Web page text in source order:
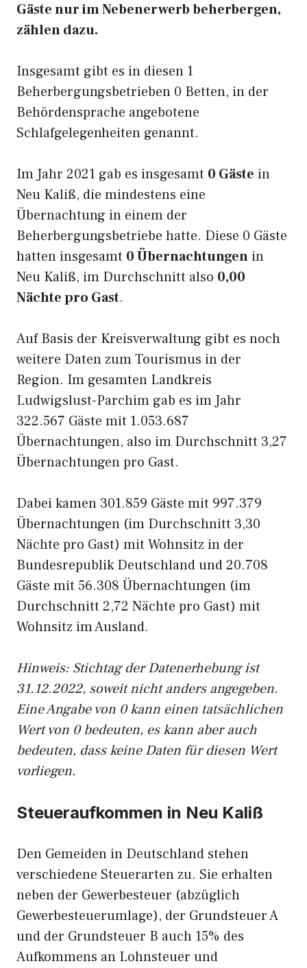
Gäste nur im Nebenerwerb beherbergen,
zählen dazu.
Insgesamt gibt es in diesen 1
Beherbergungsbetrieben 0 Betten, in der
Behördensprache angebotene
Schlafgelegenheiten genannt.
Im Jahr 2021 gab es insgesamt 0 Gäste in
Neu Kaliß, die mindestens eine
Übernachtung in einem der
Beherbergungsbetriebe hatte. Diese 0 Gäste
hatten insgesamt 0 Übernachtungen in
Neu Kaliß, im Durchschnitt also 0,00
Nächte pro Gast.
Auf Basis der Kreisverwaltung gibt es noch
weitere Daten zum Tourismus in der
Region. Im gesamten Landkreis
Ludwigslust-Parchim gab es im Jahr
322.567 Gäste mit 1.053.687
Übernachtungen, also im Durchschnitt 3,27
Übernachtungen pro Gast.
Dabei kamen 301.859 Gäste mit 997.379
Übernachtungen (im Durchschnitt 3,30
Nächte pro Gast) mit Wohnsitz in der
Bundesrepublik Deutschland und 20.708
Gäste mit 56.308 Übernachtungen (im
Durchschnitt 2,72 Nächte pro Gast) mit
Wohnsitz im Ausland.
Hinweis: Stichtag der Datenerhebung ist
31.12.2022, soweit nicht anders angegeben.
Eine Angabe von 0 kann einen tatsächlichen
Wert von 0 bedeuten, es kann aber auch
bedeuten, dass keine Daten für diesen Wert
vorliegen.
Steueraufkommen in Neu Kaliß
Den Gemeiden in Deutschland stehen
verschiedene Steuerarten zu. Sie erhalten
neben der Gewerbesteuer (abzüglich
Gewerbesteuerumlage), der Grundsteuer A
und der Grundsteuer B auch 15% des
Aufkommens an Lohnsteuer und